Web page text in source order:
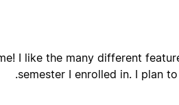
I like the many different
semester I enrolled in. I plan